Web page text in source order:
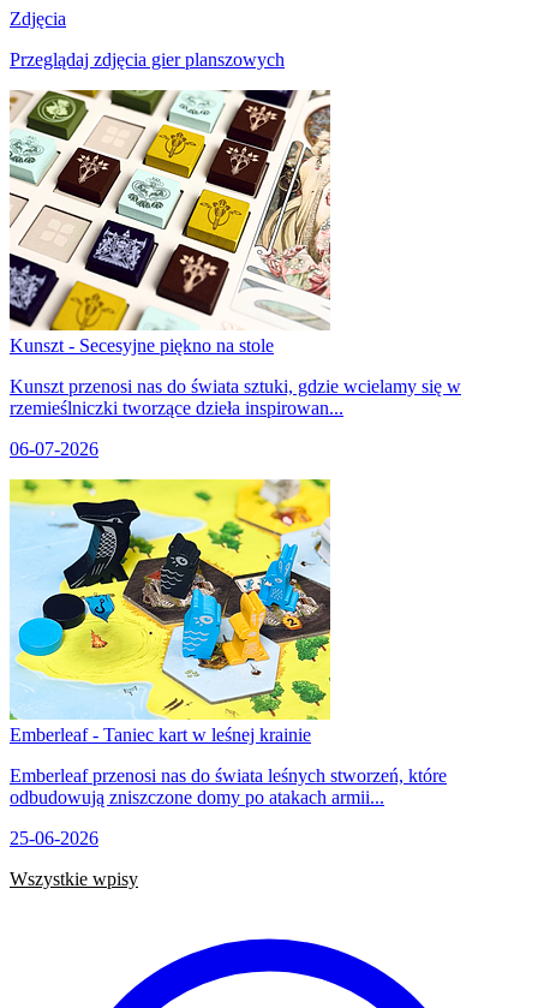
Zdjęcia
Przeglądaj zdjęcia gier planszowych
Kunszt - Secesyjne piękno na stole
Kunszt przenosi nas do świata sztuki, gdzie wcielamy się w
rzemieślniczki tworzące dzieła inspirowan...
06-07-2026
Emberleaf - Taniec kart w leśnej krainie
Emberleaf przenosi nas do świata leśnych stworzeń, które
odbudowują zniszczone domy po atakach armii...
25-06-2026
Wszystkie wpisy